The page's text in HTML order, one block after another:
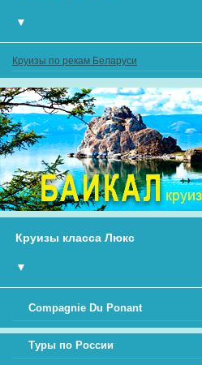
▼
Круизы по рекам Беларуси
Круизы класса Люкс
▼
Compagnie Du Ponant
Туры по России